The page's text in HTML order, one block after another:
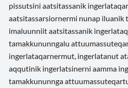
pissutsini aatsitassanik
aatsitassarsiornermi nunap
imaluunniit aatsitassanik
tamakkununngalu
ingerlataqarnermut, ingerlatanut
aqqutinik ingerlatsinerni aamma
tamakkununnga